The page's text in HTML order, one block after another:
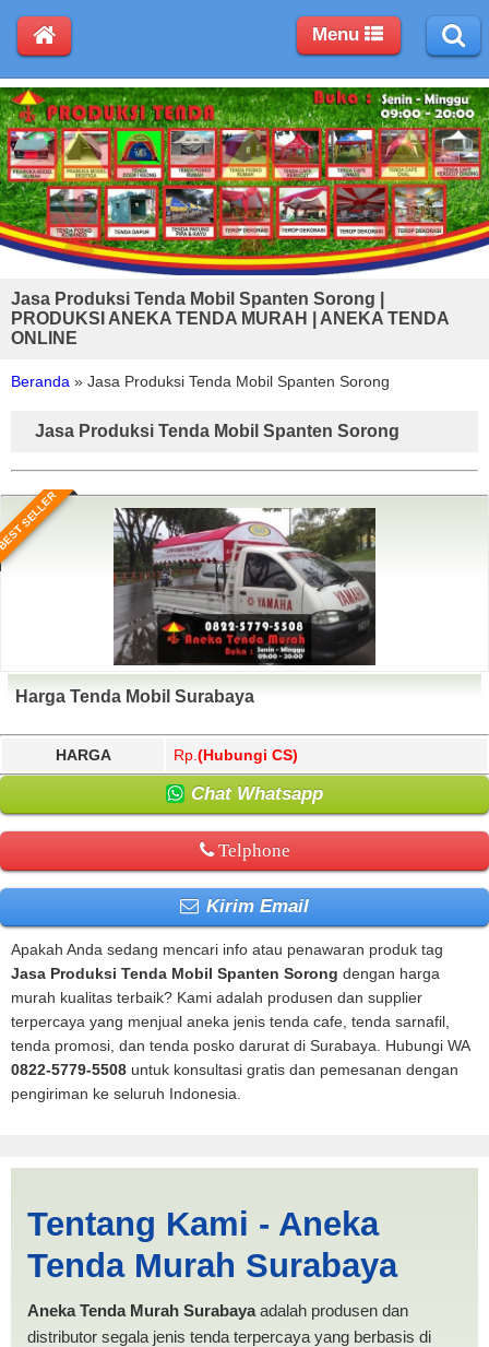
Jasa Produksi Tenda Mobil Spanten Sorong |
PRODUKSI ANEKA TENDA MURAH | ANEKA TENDA
ONLINE
Beranda » Jasa Produksi Tenda Mobil Spanten Sorong
Jasa Produksi Tenda Mobil Spanten Sorong
SELLER
Harga Tenda Mobil Surabaya
HARGA Rp. (Hubungi CS)
Chat Whatsapp
Telphone
Kirim Email
Apakah Anda sedang mencari info atau penawaran produk tag
Jasa Produksi Tenda Mobil Spanten Sorong dengan harga
murah kualitas terbaik? Kami adalah produsen dan supplier
terpercaya yang menjual aneka jenis tenda cafe, tenda sarnafil,
tenda promosi, dan tenda posko darurat di Surabaya. Hubungi WA
0822-5779-5508 untuk konsultasi gratis dan pemesanan dengan
pengiriman ke seluruh Indonesia.
Spanten Sorong |
PRODUKSI ANEKA TENDA
MURAH
Tentang Kami - Aneka
Tenda Murah Surabaya
Aneka Tenda Murah Surabayaadalah produsen dan
distributor segala jenis tenda terpercaya yang berbasis di
Menu